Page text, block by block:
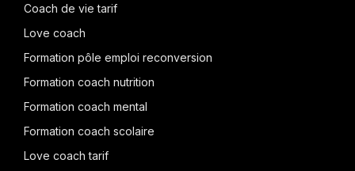
Coach de vie tarif
Love coach
Formation pôle emploi reconversion
Formation coach nutrition
Formation coach mental
Formation coach scolaire
Love coach tarif